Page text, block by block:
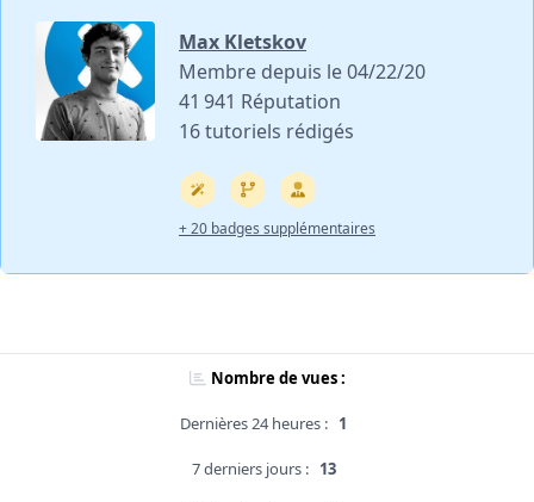
Max Kletskov
Membre depuis le 04/22/20
41 941 Réputation
16 tutoriels rédigés
+ 20 badges supplémentaires
Nombre de vues :
Dernières 24 heures : 1
7 derniers jours : 13